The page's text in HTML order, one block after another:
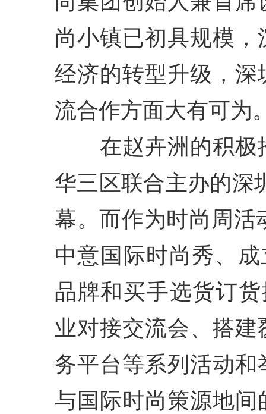
尚小镇已初具规模
经济的转型升级，
流合作方面大有可为
在赵卉洲的积极
华三区联合主办的深
幕。而作为时尚周活
中意国际时尚秀、
品牌和买手选货订
业对接交流会、搭
务平台等系列活动
与国际时尚策源地